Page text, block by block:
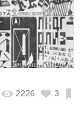
2226 3